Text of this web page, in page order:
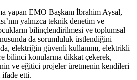
yapan EMO Başkanı İbrahim Aysal,
yalnızca teknik denetim ve
bilinçlendirilmesi ve toplumsal
da sorumluluk üstlendiğini
elektriğin güvenli kullanımı, elektrikli
bilinci konularına dikkat çekerek,
ve eğitici projeler üretmenin kendileri
ifade etti.